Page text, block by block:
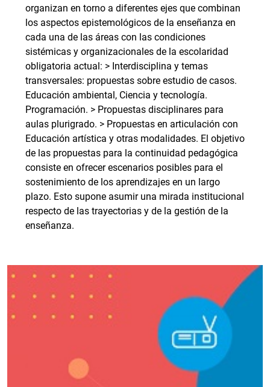
organizan en torno a diferentes ejes que combinan
los aspectos epistemológicos de la enseñanza en
cada una de las áreas con las condiciones
sistémicas y organizacionales de la escolaridad
obligatoria actual: > Interdisciplina y temas
transversales: propuestas sobre estudio de casos.
Educación ambiental, Ciencia y tecnología.
Programación. > Propuestas disciplinares para
aulas plurigrado. > Propuestas en articulación con
Educación artística y otras modalidades. El objetivo
de las propuestas para la continuidad pedagógica
consiste en ofrecer escenarios posibles para el
sostenimiento de los aprendizajes en un largo
plazo. Esto supone asumir una mirada institucional
respecto de las trayectorias y de la gestión de la
enseñanza.